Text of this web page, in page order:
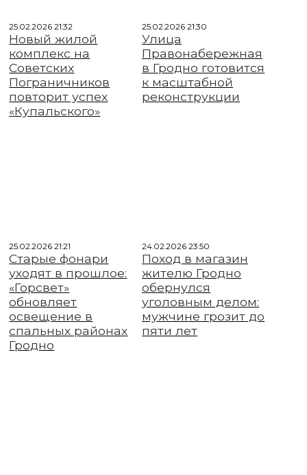
25.02.2026 21:32
Новый жилой
комплекс на
Советских
Пограничников
повторит успех
«Купальского»
25.02.2026 21:30
Улица
Правонабережная
в Гродно готовится
к масштабной
реконструкции
25.02.2026 21:21
Старые фонари
уходят в прошлое:
«Горсвет»
обновляет
освещение в
спальных районах
Гродно
24.02.2026 23:50
Поход в магазин
жителю Гродно
обернулся
уголовным делом:
мужчине грозит до
пяти лет